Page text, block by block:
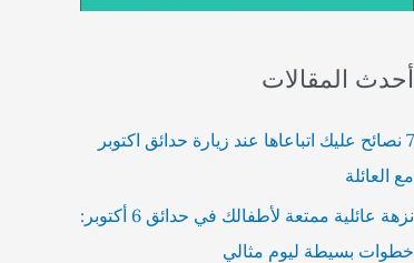
أحدث المقالات
7 نصائح عليك اتباعاها عند زيارة حدائق اكتوبر
مع العائلة
نزهة عائلية ممتعة لأطفالك في حدائق 6 أكتوبر:
خطوات بسيطة ليوم مثالي